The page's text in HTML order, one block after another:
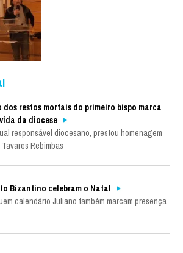
restos mortais do primeiro bispo marca
da diocese
responsável diocesano, prestou homenagem
Rebimbas
Bizantino celebram o Natal
calendário Juliano também marcam presença